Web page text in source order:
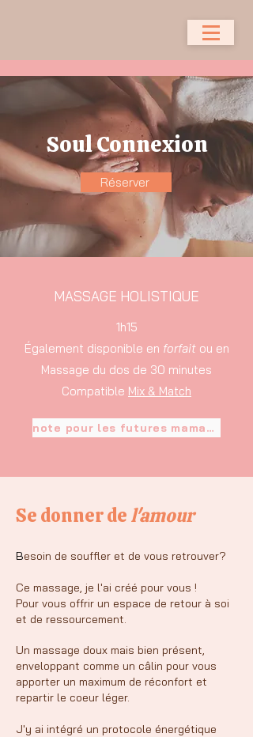
Soul Connexion
Réserver
MASSAGE HOLISTIQUE
1h15
Également disponible en forfaitou en
Massage du dos de 30 minutes
Compatible Mix & Match
note pour les futures mamans
Se donner de l'amour
Besoin de souffler et de vous retrouver?
Ce massage, je l'ai créé pour vous !
Pour vous offrir un espace de retour à soi
et de ressourcement.​
Un massage doux mais bien présent,
enveloppant comme un câlin pour vous
apporter un maximum de réconfort et
repartir le coeur léger.
J'y ai intégré un protocole énergétique